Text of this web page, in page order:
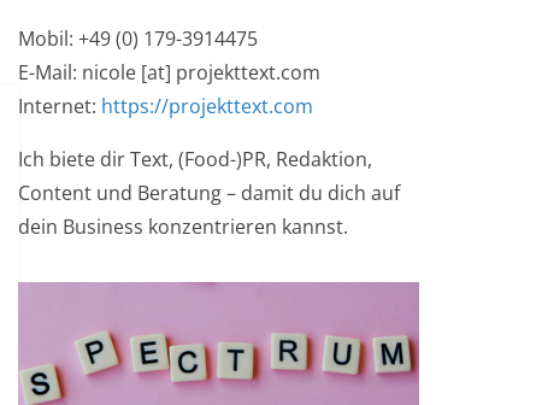
Mobil: +49 (0) 179-3914475
E-Mail: nicole [at] projekttext.com
Internet: https://projekttext.com
Ich biete dir Text, (Food-)PR, Redaktion,
Content und Beratung – damit du dich auf
dein Business konzentrieren kannst.